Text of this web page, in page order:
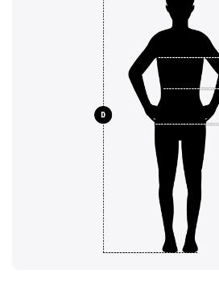
2 min. de lectura
Weplayvolleyball!